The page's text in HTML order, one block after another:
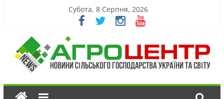
Субота, 8 Серпня, 2026